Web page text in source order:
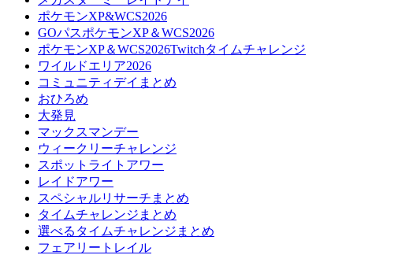
ポケモンXP&WCS2026
GOパスポケモンXP＆WCS2026
ポケモンXP＆WCS2026Twitchタイムチャレンジ
ワイルドエリア2026
コミュニティデイまとめ
おひろめ
大発見
マックスマンデー
ウィークリーチャレンジ
スポットライトアワー
レイドアワー
スペシャルリサーチまとめ
タイムチャレンジまとめ
選べるタイムチャレンジまとめ
フェアリートレイル